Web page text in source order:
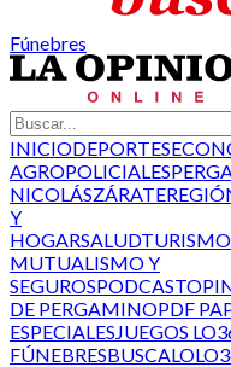
Fúnebres
INICIODEPORTES
AGROPOLICIALES
NICOLÁSZÁRATE
Y
HOGARSALUDTURISMO
MUTUALISMO Y
SEGUROSPODCAST
DE PERGAMINOPDF
ESPECIALESJUEGOS
FÚNEBRESBUSCALO